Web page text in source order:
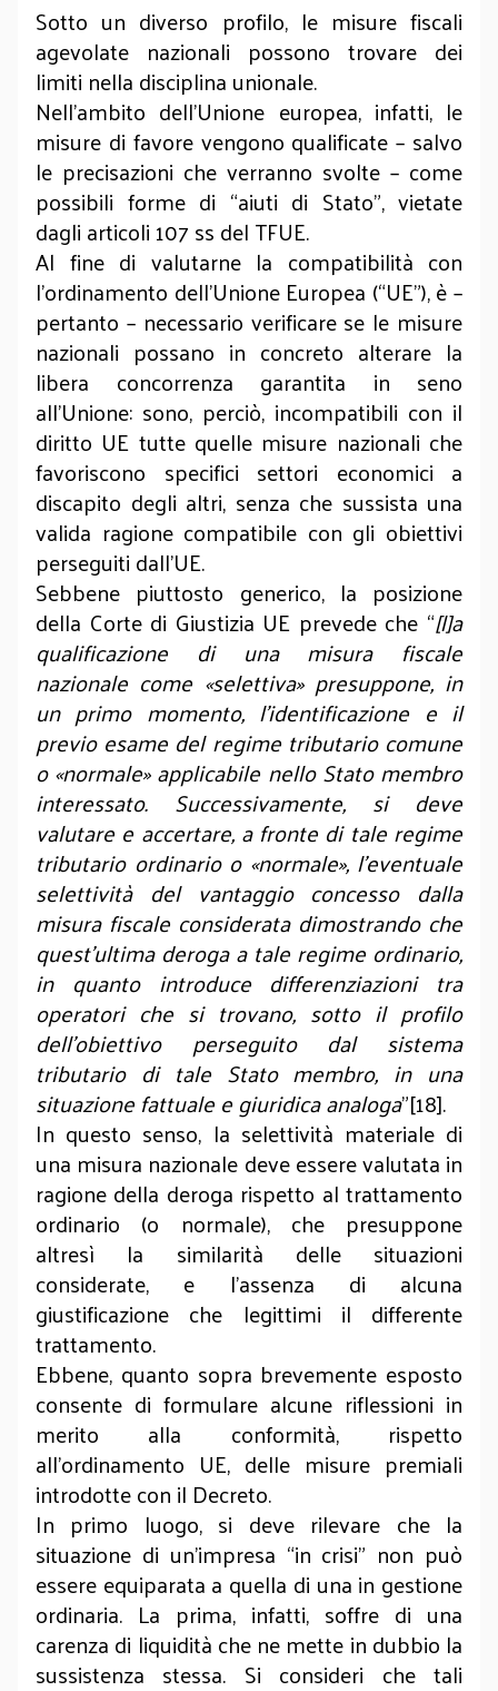
Sotto un diverso profilo, le misure fiscali
agevolate nazionali possono trovare dei
limiti nella disciplina unionale.
Nell’ambito dell’Unione europea, infatti, le
misure di favore vengono qualificate – salvo
le precisazioni che verranno svolte – come
possibili forme di “aiuti di Stato”, vietate
dagli articoli 107 ss del TFUE.
Al fine di valutarne la compatibilità con
l’ordinamento dell’Unione Europea (“UE”), è –
pertanto – necessario verificare se le misure
nazionali possano in concreto alterare la
libera concorrenza garantita in seno
all’Unione: sono, perciò, incompatibili con il
diritto UE tutte quelle misure nazionali che
favoriscono specifici settori economici a
discapito degli altri, senza che sussista una
valida ragione compatibile con gli obiettivi
perseguiti dall’UE.
Sebbene piuttosto generico, la posizione
della Corte di Giustizia UE prevede che “[l]a
qualificazione di una misura fiscale
nazionale come «selettiva» presuppone, in
un primo momento, l’identificazione e il
previo esame del regime tributario comune
o «normale» applicabile nello Stato membro
interessato. Successivamente, si deve
valutare e accertare, a fronte di tale regime
tributario ordinario o «normale», l’eventuale
selettività del vantaggio concesso dalla
misura fiscale considerata dimostrando che
quest’ultima deroga a tale regime ordinario,
in quanto introduce differenziazioni tra
operatori che si trovano, sotto il profilo
dell’obiettivo perseguito dal sistema
tributario di tale Stato membro, in una
situazione fattuale e giuridica analoga”[18].
In questo senso, la selettività materiale di
una misura nazionale deve essere valutata in
ragione della deroga rispetto al trattamento
ordinario (o normale), che presuppone
altresì la similarità delle situazioni
considerate, e l’assenza di alcuna
giustificazione che legittimi il differente
trattamento.
Ebbene, quanto sopra brevemente esposto
consente di formulare alcune riflessioni in
merito alla conformità, rispetto
all’ordinamento UE, delle misure premiali
introdotte con il Decreto.
In primo luogo, si deve rilevare che la
situazione di un’impresa “in crisi” non può
essere equiparata a quella di una in gestione
ordinaria. La prima, infatti, soffre di una
carenza di liquidità che ne mette in dubbio la
sussistenza stessa. Si consideri che tali